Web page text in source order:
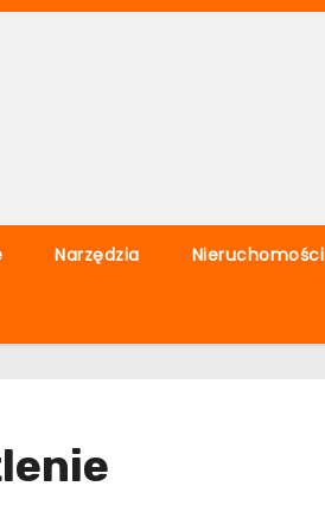
Narzędzia Nieruchomości